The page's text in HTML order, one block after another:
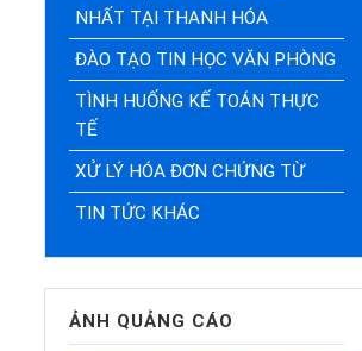
NHẤT TẠI THANH HÓA
ĐÀO TẠO TIN HỌC VĂN PHÒNG
TÌNH HUỐNG KẾ TOÁN THỰC
TẾ
XỬ LÝ HÓA ĐƠN CHỨNG TỪ
TIN TỨC KHÁC
ẢNH QUẢNG CÁO